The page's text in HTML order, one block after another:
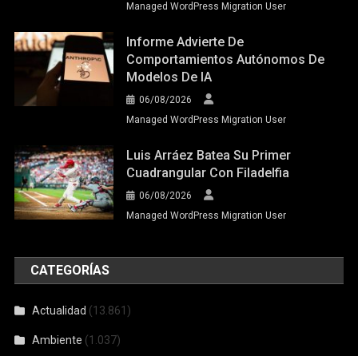
Managed WordPress Migration User
Informe Advierte De
Comportamientos Autónomos De
Modelos De IA
06/08/2026
Managed WordPress Migration User
Luis Arráez Batea Su Primer
Cuadrangular Con Filadelfia
06/08/2026
Managed WordPress Migration User
CATEGORÍAS
Actualidad (13.861)
Ambiente (1.037)